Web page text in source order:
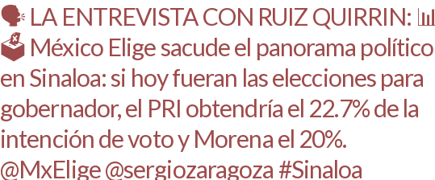
🗣️ LA ENTREVISTA CON RUIZ QUIRRIN: 📊
🗳️ México Elige sacude el panorama político
en Sinaloa: si hoy fueran las elecciones para
gobernador, el PRI obtendría el 22.7% de la
intención de voto y Morena el 20%.
@MxElige@sergiozaragoza#Sinaloa